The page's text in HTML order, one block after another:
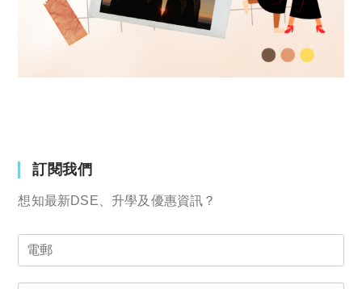
訂閱我們
想知最新DSE、升學及優惠資訊？